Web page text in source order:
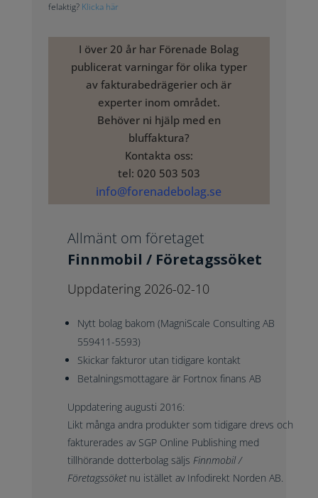
felaktig? Klicka här
I över 20 år har Förenade Bolag
publicerat varningar för olika typer
av fakturabedrägerier och är
experter inom området.
Behöver ni hjälp med en
bluffaktura?
Kontakta oss:
tel: 020 503 503
info@forenadebolag.se
Allmänt om företaget
Finnmobil / Företagssöket
Uppdatering 2026-02-10
Nytt bolag bakom (MagniScale Consulting AB
559411-5593)
Skickar fakturor utan tidigare kontakt
Betalningsmottagare är Fortnox finans AB
Uppdatering augusti 2016:
Likt många andra produkter som tidigare drevs och
fakturerades av SGP Online Publishing med
tillhörande dotterbolag säljs Finnmobil /
Företagssöket nu istället av Infodirekt Norden AB.